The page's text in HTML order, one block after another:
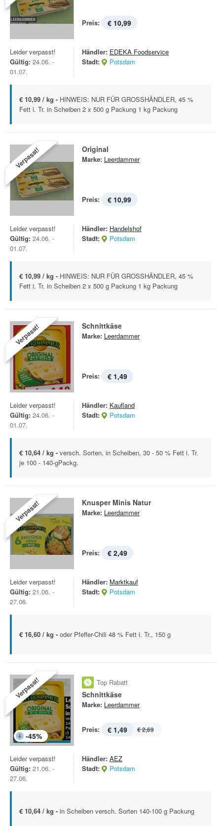
Preis: € 10,99
Leider verpasst!
Gültig: 24.06. -
01.07.
Händler: EDEKA Foodservice
Stadt:
Potsdam
€ 10,99 / kg - HINWEIS: NUR FÜR GROSSHÄNDLER, 45 %
Fett i. Tr. in Scheiben 2 x 500 g Packung 1 kg Packung
Verpasst! Original
Marke: Leerdammer
Preis: € 10,99
Leider verpasst!
Gültig: 24.06. -
01.07.
Händler: Handelshof
Stadt:
Potsdam
€ 10,99 / kg - HINWEIS: NUR FÜR GROSSHÄNDLER, 45 %
Fett i. Tr. in Scheiben 2 x 500 g Packung 1 kg Packung
Verpasst! Schnittkäse
Marke: Leerdammer
Preis: € 1,49
Leider verpasst!
Gültig: 24.06. -
01.07.
Händler: Kaufland
Stadt:
Potsdam
€ 10,64 / kg - versch. Sorten, in Scheiben, 30 - 50 % Fett i. Tr.
je 100 - 140-gPackg.
Verpasst! Knusper Minis Natur
Marke: Leerdammer
Preis: € 2,49
Leider verpasst!
Gültig: 21.06. -
27.06.
Händler: Marktkauf
Stadt:
Potsdam
€ 16,60 / kg - oder Pfeffer-Chili 48 % Fett i. Tr., 150 g
Verpasst!
-45%
Top Rabatt
Schnittkäse
Marke: Leerdammer
Preis: € 1,49 € 2,69
Leider verpasst!
Gültig: 21.06. -
27.06.
Händler: AEZ
Stadt:
Potsdam
€ 10,64 / kg - in Scheiben versch. Sorten 140-100 g Packung